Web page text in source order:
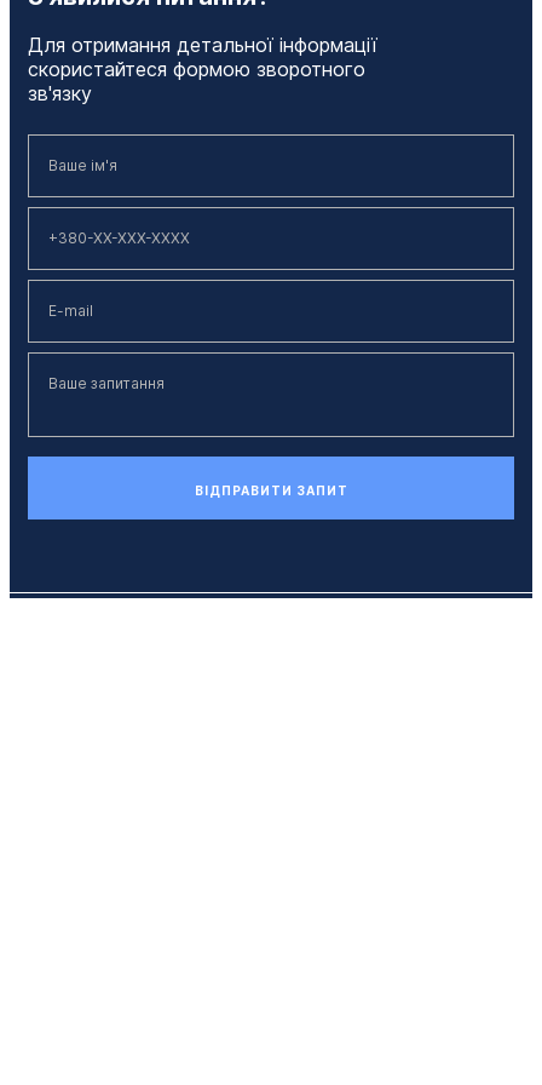
Для отримання детальної інформації
скористайтеся формою зворотного
зв'язку
ВІДПРАВИТИ ЗАПИТ